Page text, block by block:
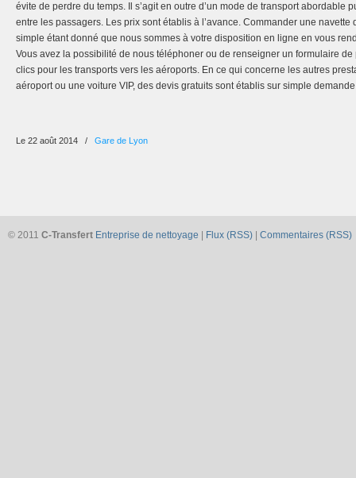
évite de perdre du temps. Il s’agit en outre d’un mode de transport abordable
entre les passagers. Les prix sont établis à l’avance. Commander une navette
simple étant donné que nous sommes à votre disposition en ligne en vous
Vous avez la possibilité de nous téléphoner ou de renseigner un formulaire
clics pour les transports vers les aéroports. En ce qui concerne les autres
aéroport ou une voiture VIP, des devis gratuits sont établis sur simple
Le 22 août 2014 / Gare de Lyon
© 2011 C-Transfert Entreprise de nettoyage Flux (RSS) Commentaires (RSS)